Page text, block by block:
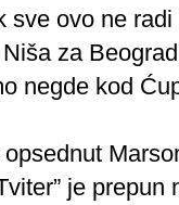
sve ovo ne
za
negde kod
je